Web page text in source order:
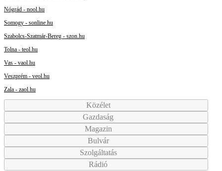
Nógrád - nool.hu
Somogy - sonline.hu
Szabolcs-Szatmár-Bereg - szon.hu
Tolna - teol.hu
Vas - vaol.hu
Veszprém - veol.hu
Zala - zaol.hu
Közélet
Gazdaság
Magazin
Bulvár
Szolgáltatás
Rádió